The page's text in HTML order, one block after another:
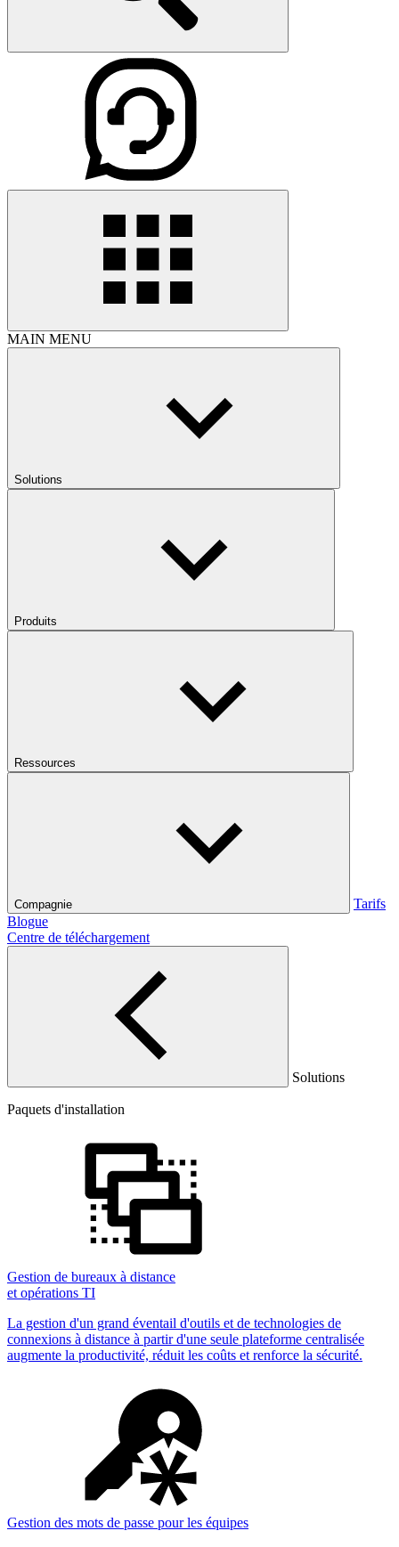
MAIN MENU
Solutions
Produits
Ressources
Compagnie
Tarifs
Blogue
Centre de téléchargement
Solutions
Paquets d'installation
Gestion de bureaux à distance
et opérations TI
La gestion d'un grand éventail d'outils et de technologies de
connexions à distance à partir d'une seule plateforme centralisée
augmente la productivité, réduit les coûts et renforce la sécurité.
Gestion des mots de passe pour les équipes